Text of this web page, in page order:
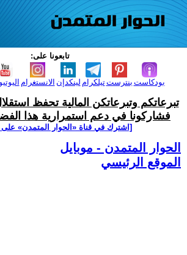
تابعونا على:
الانستغرام لينكدإن تيلكرامبنترست بودكاست
تبرعاتكم وتبرعاتكن المالية تحفظ
فشاركونا في دعم استمرارية هذا
[اشترك في قناة ‫«الحوار المتمدن» على
الحوار المتمدن - موبايل
الموقع الرئيسي